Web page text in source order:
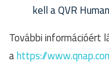
kell a QVR
További információért
ahttps://